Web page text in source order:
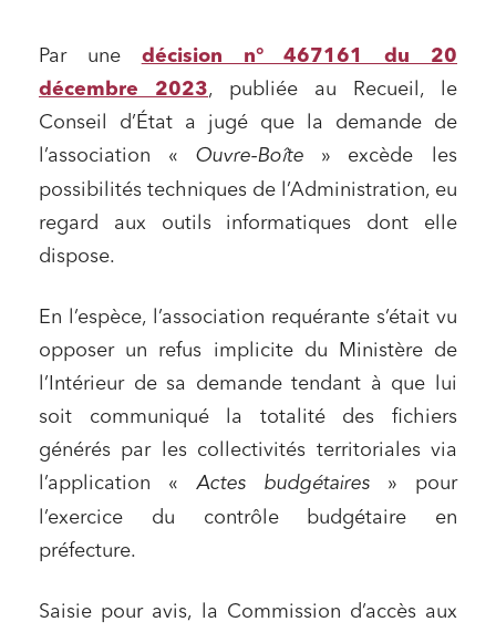
Par une décision n° 467161 du 20
décembre 2023, publiée au Recueil, le
Conseil d’État a jugé que la demande de
l’association « Ouvre-Boîte » excède les
possibilités techniques de l’Administration, eu
regard aux outils informatiques dont elle
dispose.
En l’espèce, l’association requérante s’était vu
opposer un refus implicite du Ministère de
l’Intérieur de sa demande tendant à que lui
soit communiqué la totalité des fichiers
générés par les collectivités territoriales via
l’application « Actes budgétaires » pour
l’exercice du contrôle budgétaire en
préfecture.
Saisie pour avis, la Commission d’accès aux